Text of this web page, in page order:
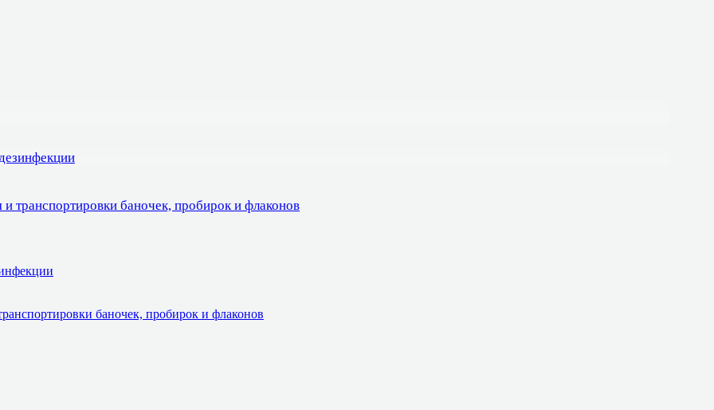
транспортировки баночек, пробирок и флаконов
баночек, пробирок и флаконов